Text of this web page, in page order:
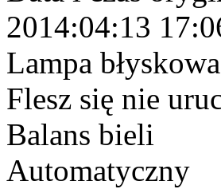
2014:04:13
Lampa
Flesz się nie
Balans bieli
Automatyczny